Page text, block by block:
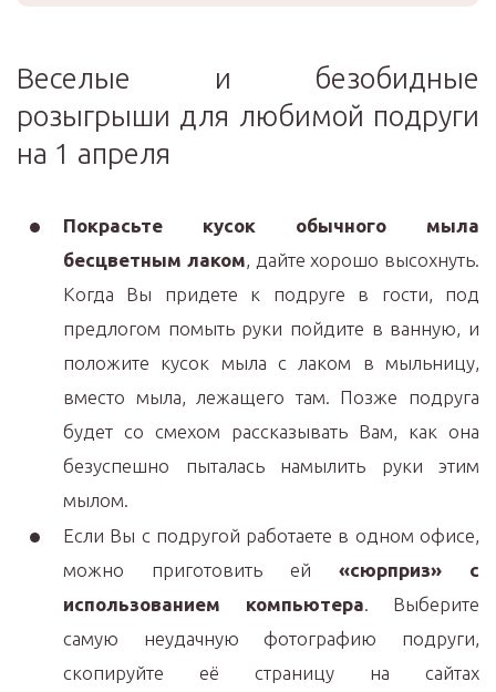
Веселые и безобидные
розыгрыши для любимой подруги
на 1 апреля
Покрасьте кусок обычного мыла
бесцветным лаком, дайте хорошо высохнуть.
Когда Вы придете к подруге в гости, под
предлогом помыть руки пойдите в ванную, и
положите кусок мыла с лаком в мыльницу,
вместо мыла, лежащего там. Позже подруга
будет со смехом рассказывать Вам, как она
безуспешно пыталась намылить руки этим
мылом.
Если Вы с подругой работаете в одном офисе,
можно приготовить ей «сюрприз» с
использованием компьютера. Выберите
самую неудачную фотографию подруги,
скопируйте её страницу на сайтах